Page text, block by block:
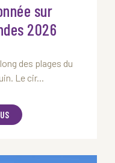
sur
2026
des plages du
Le cir...